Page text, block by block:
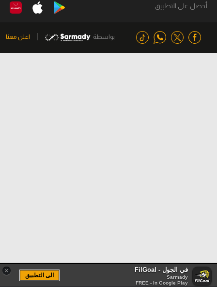
أحصل على التطبيق
بواسطة اعلن معنا
× في الجول - FilGoal
Sarmady
FREE - In Google Play
الى التطبيق